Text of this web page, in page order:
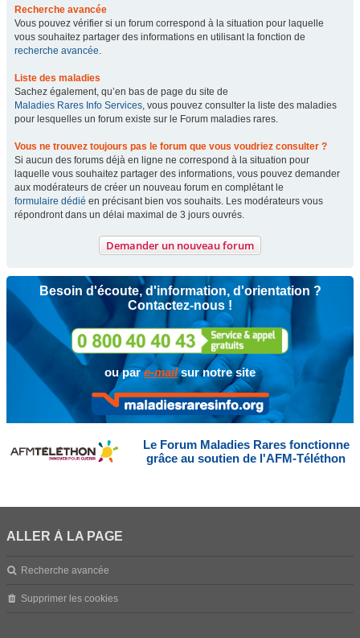
Recherche avancée
Vous pouvez vérifier si un forum correspond à la situation pour laquelle
vous souhaitez partager des informations en utilisant la fonction de
recherche avancée.
Liste des maladies
Sachez également, qu’en bas de page du site de
Maladies Rares Info Services, vous pouvez consulter la liste des maladies
pour lesquelles un forum existe sur le Forum maladies rares.
Vous ne trouvez toujours pas le forum que vous voudriez consulter ?
Si aucun des forums déjà en ligne ne correspond à la situation pour
laquelle vous souhaitez partager des informations, vous pouvez demander
aux modérateurs de créer un nouveau forum en complétant le
formulaire dédié en précisant bien vos souhaits. Les modérateurs vous
répondront dans un délai maximal de 3 jours ouvrés.
Demander un nouveau forum
Besoin d'écoute, d'information, d'orientation ?
Contactez-nous !
ou pare-mailsur notre site
Le Forum Maladies Rares fonctionne
grâce au soutien de l'AFM-Téléthon
ALLER À LA PAGE
Recherche avancée
Supprimer les cookies